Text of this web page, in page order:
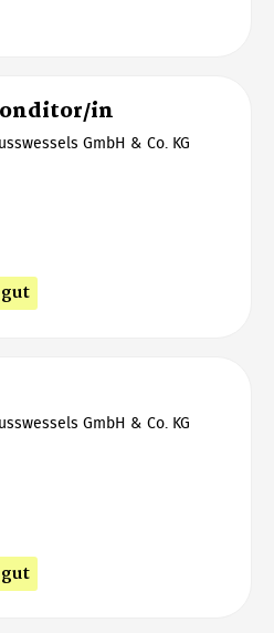
in
GmbH & Co. KG
GmbH & Co. KG